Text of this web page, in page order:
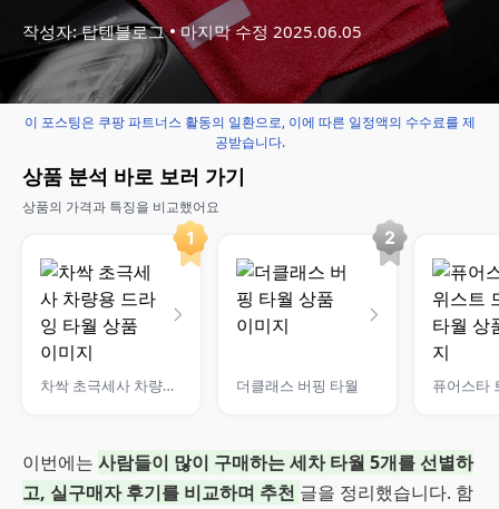
작성자: 탑텐블로그 마지막 수정 2025.06.05
이 포스팅은 쿠팡 파트너스 활동의 일환으로, 이에 따른 일정액의 수수료를 제
공받습니다.
상품 분석 바로 보러 가기
상품의 가격과 특징을 비교했어요
차싹 초극세사 차량용 드라잉 타월 더클래스 버핑 타월
이번에는 사람들이 많이 구매하는 세차 타월 5개를 선별하
고, 실구매자 후기를 비교하며 추천 글을 정리했습니다. 함